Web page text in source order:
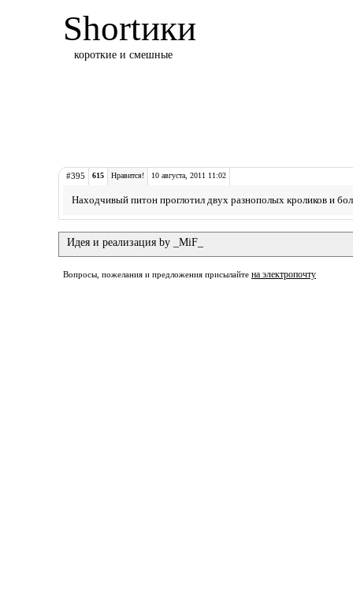
Shortики
короткие и смешные
#395 615 Нравится! 10 августа, 2011 11:02
Находчивый питон проглотил двух разнополых кроликов и
Идея и реализация by _MiF_
Вопросы, пожелания и предложения присылайте на электропочту